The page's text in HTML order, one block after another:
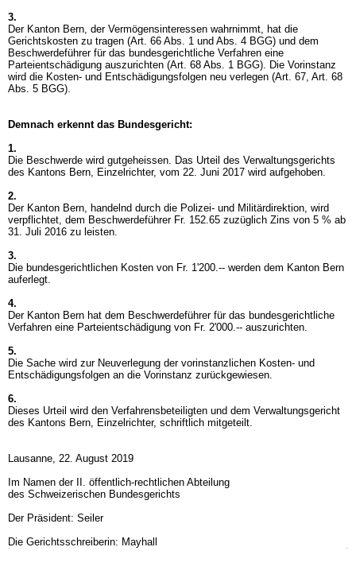
3.
Der Kanton Bern, der Vermögensinteressen wahrnimmt, hat die
Gerichtskosten zu tragen (Art. 66 Abs. 1 und Abs. 4 BGG) und dem
Beschwerdeführer für das bundesgerichtliche Verfahren eine
Parteientschädigung auszurichten (Art. 68 Abs. 1 BGG). Die Vorinstanz
wird die Kosten- und Entschädigungsfolgen neu verlegen (Art. 67, Art. 68
Abs. 5 BGG).
Demnach erkennt das Bundesgericht:
1.
Die Beschwerde wird gutgeheissen. Das Urteil des Verwaltungsgerichts
des Kantons Bern, Einzelrichter, vom 22. Juni 2017 wird aufgehoben.
2.
Der Kanton Bern, handelnd durch die Polizei- und Militärdirektion, wird
verpflichtet, dem Beschwerdeführer Fr. 152.65 zuzüglich Zins von 5 % ab
31. Juli 2016 zu leisten.
3.
Die bundesgerichtlichen Kosten von Fr. 1'200.-- werden dem Kanton Bern
auferlegt.
4.
Der Kanton Bern hat dem Beschwerdeführer für das bundesgerichtliche
Verfahren eine Parteientschädigung von Fr. 2'000.-- auszurichten.
5.
Die Sache wird zur Neuverlegung der vorinstanzlichen Kosten- und
Entschädigungsfolgen an die Vorinstanz zurückgewiesen.
6.
Dieses Urteil wird den Verfahrensbeteiligten und dem Verwaltungsgericht
des Kantons Bern, Einzelrichter, schriftlich mitgeteilt.
Lausanne, 22. August 2019
Im Namen der II. öffentlich-rechtlichen Abteilung
des Schweizerischen Bundesgerichts
Der Präsident: Seiler
Die Gerichtsschreiberin: Mayhall